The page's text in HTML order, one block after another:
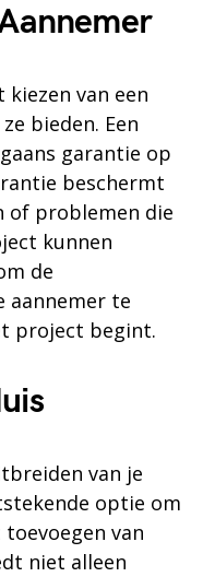
van een
bieden. Een
garantie op
beschermt
of problemen die
kunnen
de
aannemer te
project begint.
van je
optie om
van
niet alleen